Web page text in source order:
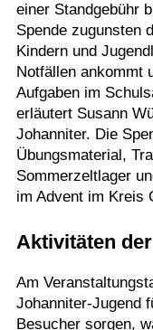
einer Standgebühr
Spende zugunsten
Kindern und
Notfällen ankommt
Aufgaben im
erläutert Susann
Johanniter. Die
Übungsmaterial,
Sommerzeltlager
im Advent im Kreis
Aktivitäten
Am
Johanniter-Jugend
Besucher sorgen,